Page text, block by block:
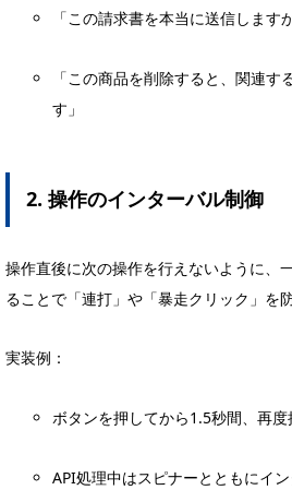
「この請求書を本当に送信します
「この商品を削除すると、関連す
す」
2. 操作のインターバル制御
操作直後に次の操作を行えないように、
ることで「連打」や「暴走クリック」を
実装例：
ボタンを押してから1.5秒間、再
API処理中はスピナーとともにイ